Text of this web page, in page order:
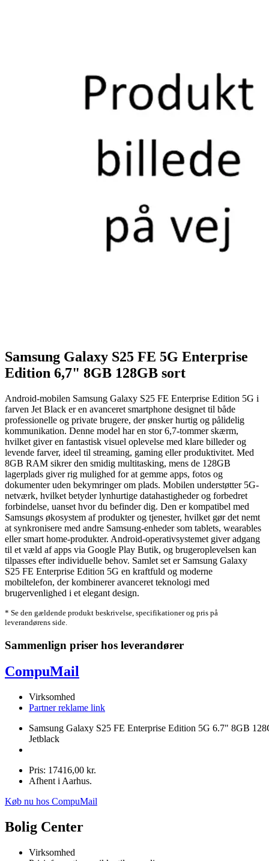
Samsung Galaxy S25 FE 5G Enterprise
Edition 6,7" 8GB 128GB sort
Android-mobilen Samsung Galaxy S25 FE Enterprise Edition 5G i
farven Jet Black er en avanceret smartphone designet til både
professionelle og private brugere, der ønsker hurtig og pålidelig
kommunikation. Denne model har en stor 6,7-tommer skærm,
hvilket giver en fantastisk visuel oplevelse med klare billeder og
levende farver, ideel til streaming, gaming eller produktivitet. Med
8GB RAM sikrer den smidig multitasking, mens de 128GB
lagerplads giver rig mulighed for at gemme apps, fotos og
dokumenter uden bekymringer om plads. Mobilen understøtter 5G-
netværk, hvilket betyder lynhurtige datahastigheder og forbedret
forbindelse, uanset hvor du befinder dig. Den er kompatibel med
Samsungs økosystem af produkter og tjenester, hvilket gør det nemt
at synkronisere med andre Samsung-enheder som tablets, wearables
eller smart home-produkter. Android-operativsystemet giver adgang
til et væld af apps via Google Play Butik, og brugeroplevelsen kan
tilpasses efter individuelle behov. Samlet set er Samsung Galaxy
S25 FE Enterprise Edition 5G en kraftfuld og moderne
mobiltelefon, der kombinerer avanceret teknologi med
brugervenlighed i et elegant design.
* Se den gældende produkt beskrivelse, specifikationer og pris på
leverandørens side.
Sammenlign priser hos leverandører
CompuMail
Virksomhed
Partner reklame link
Samsung Galaxy S25 FE Enterprise Edition 5G 6.7" 8GB
Jetblack
Pris: 17416,00 kr.
Afhent i Aarhus.
Køb nu hos CompuMail
Bolig Center
Virksomhed